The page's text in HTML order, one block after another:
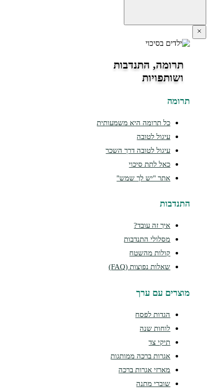
תרומה, התנדבות
ושותפויות
תרומה
כל תרומה היא משמעותית
עיגול לטובה
עיגול לטובה דרך השכר
כאל לתת סיכוי
אתר "יש לך שמש"
התנדבות
איך זה עובד?
מסלולי התנדבות
קולות מהשטח
שאלות נפוצות (FAQ)
מוצרים עם ערך
הגדות לפסח
לוחות שנה
תיקי צד
אגרות ברכה ממותגות
מארזי אגרות ברכה
שוברי מתנה